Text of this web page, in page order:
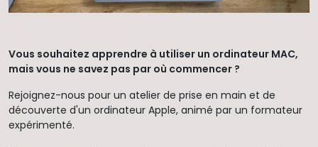
Vous souhaitez apprendre à utiliser un ordinateur MAC,
mais vous ne savez pas par où commencer ?
Rejoignez-nous pour un atelier de prise en main et de
découverte d'un ordinateur Apple, animé par un formateur
expérimenté.